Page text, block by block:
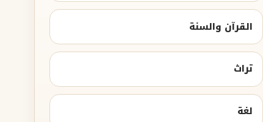
القرآن والسنة
تراث
لغة